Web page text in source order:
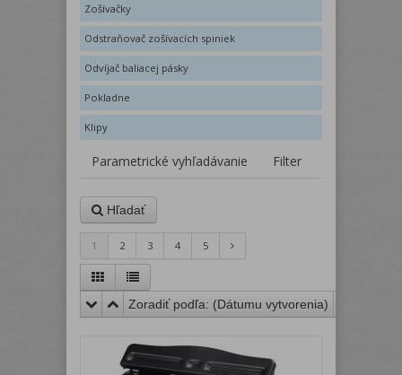
Zošívačky
Odstraňovač zošívacích spiniek
Odvíjač baliacej pásky
Pokladne
Klipy
Parametrické vyhľadávanie Filter
Hľadať
1 2 3 4 5
Zoradiť podľa: (Dátumu vytvorenia)